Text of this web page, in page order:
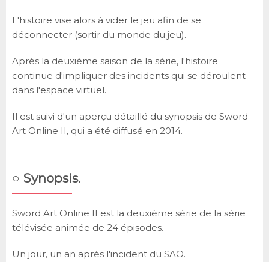
L'histoire vise alors à vider le jeu afin de se
déconnecter (sortir du monde du jeu).
Après la deuxième saison de la série, l'histoire
continue d'impliquer des incidents qui se déroulent
dans l'espace virtuel.
Il est suivi d'un aperçu détaillé du synopsis de Sword
Art Online II, qui a été diffusé en 2014.
○ Synopsis.
Sword Art Online II est la deuxième série de la série
télévisée animée de 24 épisodes.
Un jour, un an après l'incident du SAO.